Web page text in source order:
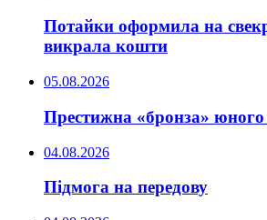
Потайки оформила на
викрала кошти
05.08.2026
Престижна «бронза»
04.08.2026
Підмога на передову